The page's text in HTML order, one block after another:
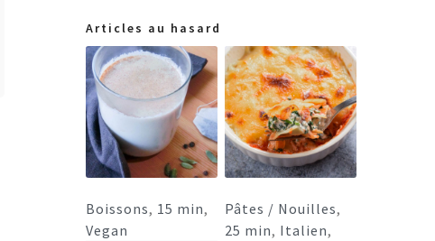
Articles au hasard
Boissons, 15 min,
Vegan
Pâtes / Nouilles,
25 min, Italien,